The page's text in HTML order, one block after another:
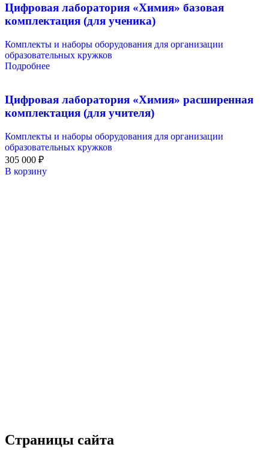
Цифровая лаборатория «Химия» базовая
комплектация (для ученика)
Комплекты и наборы оборудования для организации
образовательных кружков
Подробнее
Цифровая лаборатория «Химия» расширенная
комплектация (для учителя)
Комплекты и наборы оборудования для организации
образовательных кружков
305 000 ₽
В корзину
Страницы сайта